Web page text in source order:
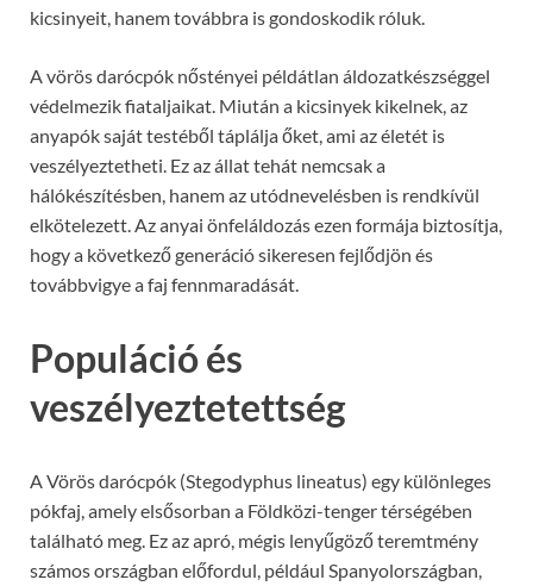
kicsinyeit, hanem továbbra is gondoskodik róluk.
A vörös darócpók nőstényei példátlan áldozatkészséggel
védelmezik fiataljaikat. Miután a kicsinyek kikelnek, az
anyapók saját testéből táplálja őket, ami az életét is
veszélyeztetheti. Ez az állat tehát nemcsak a
hálókészítésben, hanem az utódnevelésben is rendkívül
elkötelezett. Az anyai önfeláldozás ezen formája biztosítja,
hogy a következő generáció sikeresen fejlődjön és
továbbvigye a faj fennmaradását.
Populáció és
veszélyeztetettség
A Vörös darócpók (Stegodyphus lineatus) egy különleges
pókfaj, amely elsősorban a Földközi-tenger térségében
található meg. Ez az apró, mégis lenyűgöző teremtmény
számos országban előfordul, például Spanyolországban,